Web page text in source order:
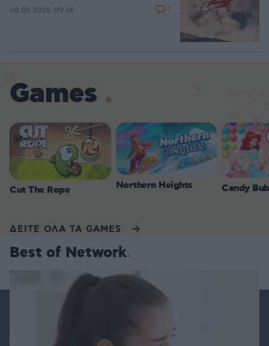
08.08.2026, 09:34 1
Games
Cut The Rope Northern Heights Candy
ΔΕΙΤΕ ΟΛΑ ΤΑ GAMES
Best of Network